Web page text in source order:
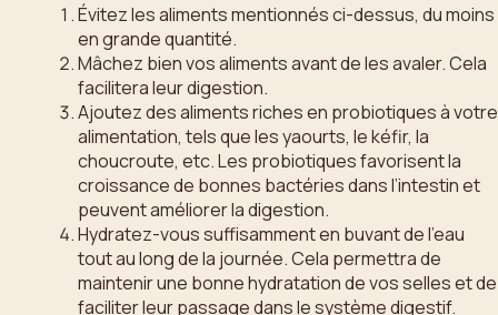
Évitez les aliments mentionnés ci-dessus, du moins
en grande quantité.
Mâchez bien vos aliments avant de les avaler. Cela
facilitera leur digestion.
Ajoutez des aliments riches en probiotiques à votre
alimentation, tels que les yaourts, le kéfir, la
choucroute, etc. Les probiotiques favorisent la
croissance de bonnes bactéries dans l’intestin et
peuvent améliorer la digestion.
Hydratez-vous suffisamment en buvant de l’eau
tout au long de la journée. Cela permettra de
maintenir une bonne hydratation de vos selles et de
faciliter leur passage dans le système digestif.